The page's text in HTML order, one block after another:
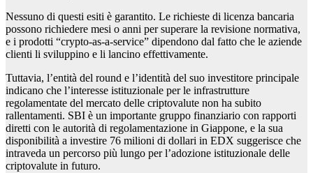
Nessuno di questi esiti è garantito. Le richieste di licenza bancaria
possono richiedere mesi o anni per superare la revisione normativa,
e i prodotti “crypto-as-a-service” dipendono dal fatto che le aziende
clienti li sviluppino e li lancino effettivamente.
Tuttavia, l’entità del round e l’identità del suo investitore principale
indicano che l’interesse istituzionale per le infrastrutture
regolamentate del mercato delle criptovalute non ha subito
rallentamenti. SBI è un importante gruppo finanziario con rapporti
diretti con le autorità di regolamentazione in Giappone, e la sua
disponibilità a investire 76 milioni di dollari in EDX suggerisce che
intraveda un percorso più lungo per l’adozione istituzionale delle
criptovalute in futuro.